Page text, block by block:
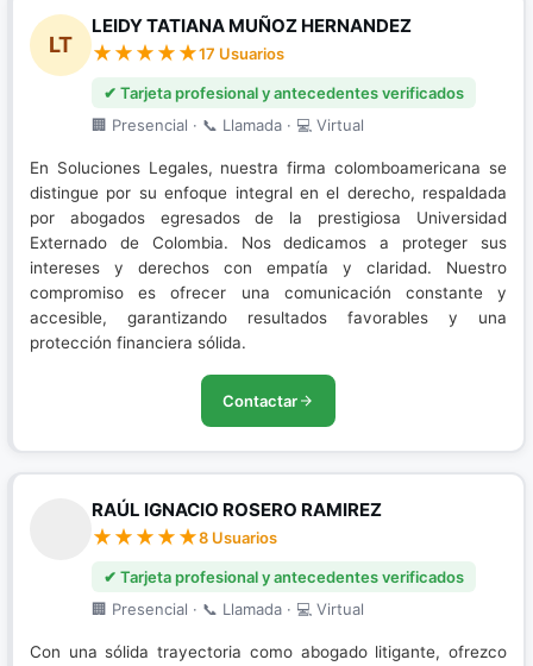
LT
LEIDY TATIANA MUÑOZ HERNANDEZ
17 Usuarios
✔ Tarjeta profesional y antecedentes verificados
🏢 Presencial · 📞 Llamada · 💻 Virtual
En Soluciones Legales, nuestra firma colomboamericana se
distingue por su enfoque integral en el derecho, respaldada
por abogados egresados de la prestigiosa Universidad
Externado de Colombia. Nos dedicamos a proteger sus
intereses y derechos con empatía y claridad. Nuestro
compromiso es ofrecer una comunicación constante y
accesible, garantizando resultados favorables y una
protección financiera sólida.
Contactar
RAÚL IGNACIO ROSERO RAMIREZ
8 Usuarios
✔ Tarjeta profesional y antecedentes verificados
🏢 Presencial · 📞 Llamada · 💻 Virtual
Con una sólida trayectoria como abogado litigante, ofrezco